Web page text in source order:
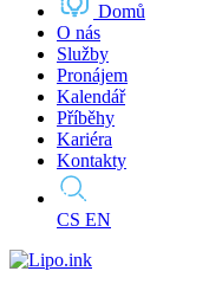
Domů
O nás
Služby
Pronájem
Kalendář
Příběhy
Kariéra
Kontakty
CS EN